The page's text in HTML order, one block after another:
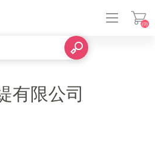
(0)
有限公司